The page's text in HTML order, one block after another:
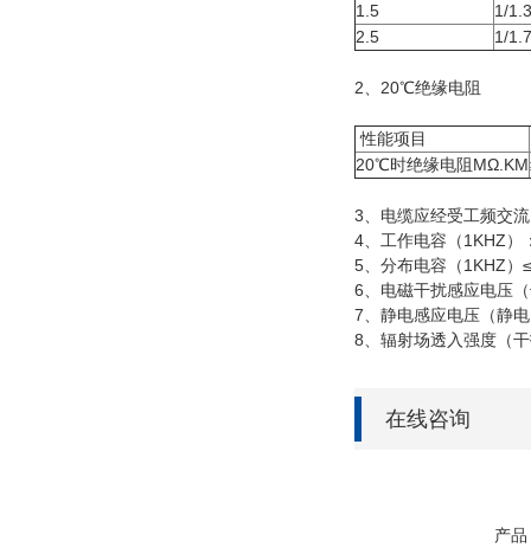
1.5
1/
2.5
1/
2、20℃绝缘电阻
性能项目
20℃时绝缘电阻MΩ.KM
3、电缆应经受工频交
4、工作电容（1KHZ）
5、分布电容（1KHZ）
6、电磁干扰感应电压
7、静电感应电压（静
8、辐射场透入强度（
在线咨询
产品